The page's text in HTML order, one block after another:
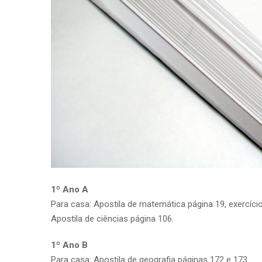
1º Ano A
Para casa: Apostila de matemática página 19,
Apostila de ciências página 106.
1º Ano B
Para casa: Apostila de geografia páginas 172 e 173.